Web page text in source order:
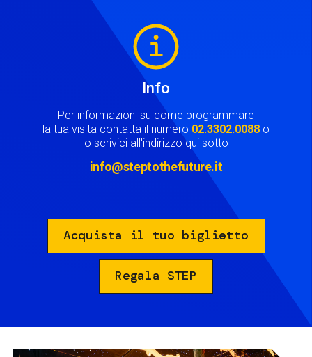
Info
Per informazioni su come programmare
la tua visita contatta il numero 02.3302.0088 o
o scrivici all'indirizzo qui sotto
info@steptothefuture.it
Acquista il tuo biglietto
Regala STEP